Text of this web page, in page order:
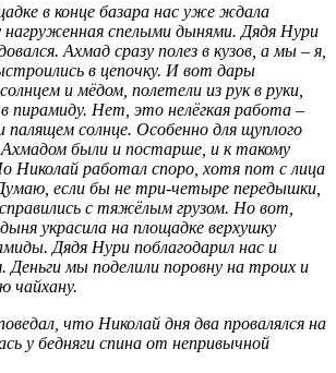
в конце базара нас уже ждала
нагруженная спелыми дынями. Дядя Нури
Ахмад сразу полез в кузов, а мы – я,
в цепочку. И вот дары
и мёдом, полетели из рук в руки,
пирамиду. Нет, это нелёгкая работа –
солнце. Особенно для щуплого
были и постарше, и к такому
Николай работал споро, хотя пот с лица
если бы не три-четыре передышки,
с тяжёлым грузом. Но вот,
украсила на площадке верхушку
Дядя Нури поблагодарил нас и
Деньги мы поделили поровну на троих и
чайхану.
что Николай дня два провалялся на
у бедняги спина от непривычной